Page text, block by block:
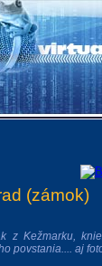
(zámok)
z Kežmarku,
povstania.... aj